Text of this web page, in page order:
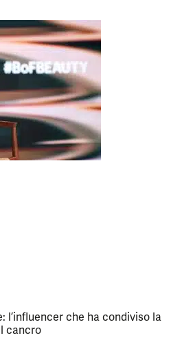
l’influencer che ha condiviso la
cancro